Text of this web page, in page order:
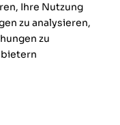
Ihre Nutzung
zu analysieren,
zu